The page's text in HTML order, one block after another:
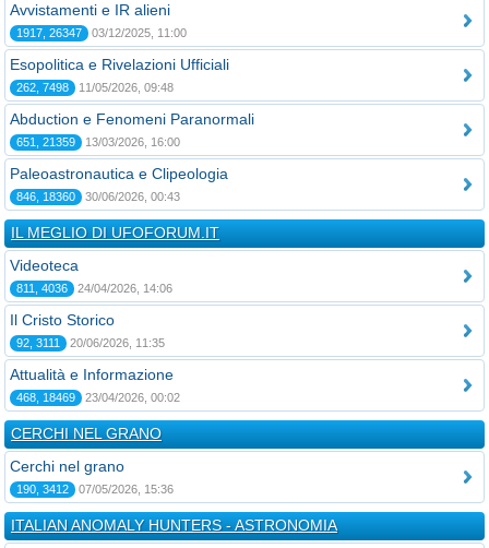
Avvistamenti e IR alieni
1917, 26347 03/12/2025, 11:00
Esopolitica e Rivelazioni Ufficiali
262, 7498 11/05/2026, 09:48
Abduction e Fenomeni Paranormali
651, 21359 13/03/2026, 16:00
Paleoastronautica e Clipeologia
846, 18360 30/06/2026, 00:43
IL MEGLIO DI UFOFORUM.IT
Videoteca
811, 4036 24/04/2026, 14:06
Il Cristo Storico
92, 3111 20/06/2026, 11:35
Attualità e Informazione
468, 18469 23/04/2026, 00:02
CERCHI NEL GRANO
Cerchi nel grano
190, 3412 07/05/2026, 15:36
ITALIAN ANOMALY HUNTERS - ASTRONOMIA